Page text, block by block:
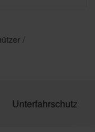
Unterfahrschutz